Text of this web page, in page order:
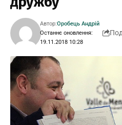
Останнє оновлення:
19.11.2018 10:28
Автор:Оробець Андрій